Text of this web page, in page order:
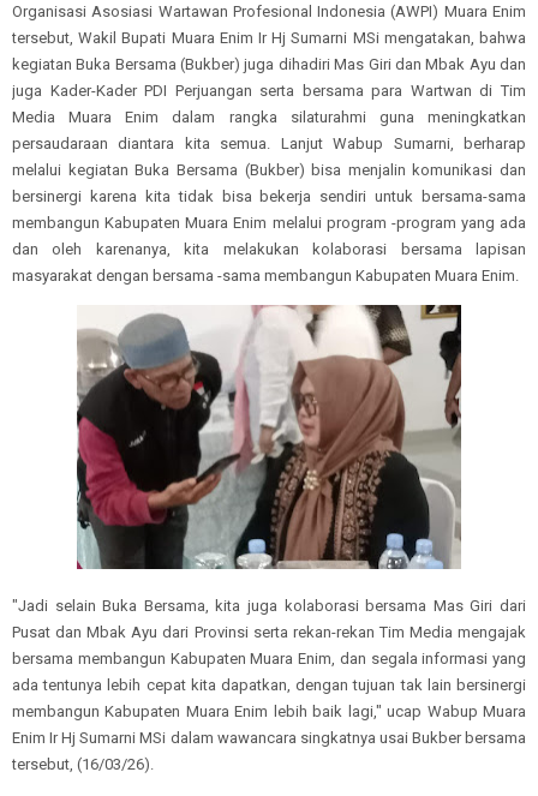
Organisasi Asosiasi Wartawan Profesional Indonesia (AWPI) Muara Enim
tersebut, Wakil Bupati Muara Enim Ir Hj Sumarni MSi mengatakan, bahwa
kegiatan Buka Bersama (Bukber) juga dihadiri Mas Giri dan Mbak Ayu dan
juga Kader-Kader PDI Perjuangan serta bersama para Wartwan di Tim
Media Muara Enim dalam rangka silaturahmi guna meningkatkan
persaudaraan diantara kita semua. Lanjut Wabup Sumarni, berharap
melalui kegiatan Buka Bersama (Bukber) bisa menjalin komunikasi dan
bersinergi karena kita tidak bisa bekerja sendiri untuk bersama-sama
membangun Kabupaten Muara Enim melalui program -program yang ada
dan oleh karenanya, kita melakukan kolaborasi bersama lapisan
masyarakat dengan bersama -sama membangun Kabupaten Muara Enim.
"Jadi selain Buka Bersama, kita juga kolaborasi bersama Mas Giri dari
Pusat dan Mbak Ayu dari Provinsi serta rekan-rekan Tim Media mengajak
bersama membangun Kabupaten Muara Enim, dan segala informasi yang
ada tentunya lebih cepat kita dapatkan, dengan tujuan tak lain bersinergi
membangun Kabupaten Muara Enim lebih baik lagi," ucap Wabup Muara
Enim Ir Hj Sumarni MSi dalam wawancara singkatnya usai Bukber bersama
tersebut, (16/03/26).